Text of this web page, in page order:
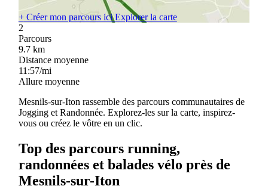
+Créer mon parcours iciExplorer la carte
2
Parcours
9.7 km
Distance moyenne
11:57/mi
Allure moyenne
Mesnils-sur-Iton rassemble des parcours communautaires de
Jogging et Randonnée. Explorez-les sur la carte, inspirez-
vous ou créez le vôtre en un clic.
Top des parcours running,
randonnées et balades vélo près de
Mesnils-sur-Iton